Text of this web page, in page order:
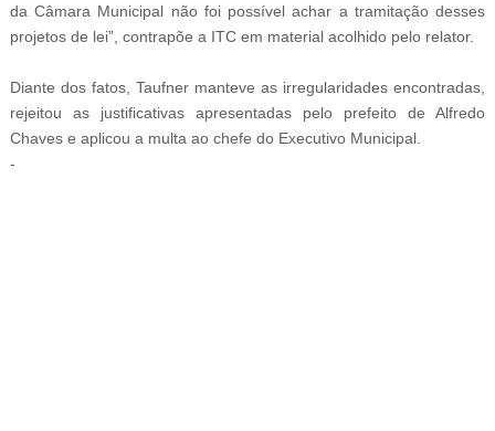
da Câmara Municipal não foi possível achar a tramitação desses
projetos de lei”, contrapõe a ITC em material acolhido pelo relator.
Diante dos fatos, Taufner manteve as irregularidades encontradas,
rejeitou as justificativas apresentadas pelo prefeito de Alfredo
Chaves e aplicou a multa ao chefe do Executivo Municipal.
-